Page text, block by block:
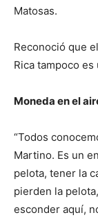
Matosas.
Reconoció que
Rica tampoco
Moneda en el
“Todos
Martino. Es un
pelota, tener la
pierden la
esconder aquí,